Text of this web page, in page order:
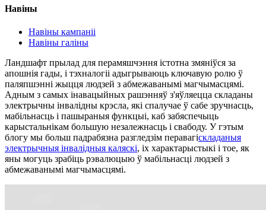
Навіны
Навіны кампаніі
Навіны галіны
Ландшафт прылад для перамяшчэння істотна змяніўся за
апошнія гады, і тэхналогіі адыгрываюць ключавую ролю ў
паляпшэнні жыцця людзей з абмежаванымі магчымасцямі.
Адным з самых інавацыйных рашэнняў з'яўляецца складаны
электрычны інвалідны крэсла, які спалучае ў сабе зручнасць,
мабільнасць і пашыраныя функцыі, каб забяспечыць
карыстальнікам большую незалежнасць і свабоду. У гэтым
блогу мы больш падрабязна разгледзім перавагіскладаныя
электрычныя інвалідныя каляскі, іх характарыстыкі і тое, як
яны могуць зрабіць рэвалюцыю ў мабільнасці людзей з
абмежаванымі магчымасцямі.